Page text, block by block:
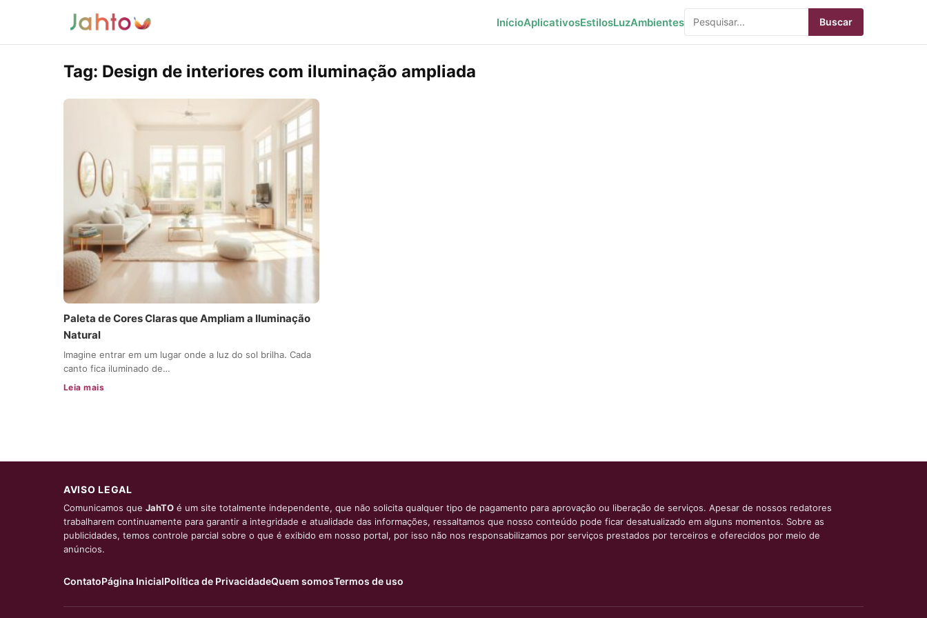
InícioAplicativosEstilosLuzAmbientes Buscar
Tag: Design de interiores com iluminação ampliada
Paleta de Cores Claras que Ampliam a Iluminação
Natural
Imagine entrar em um lugar onde a luz do sol brilha. Cada
canto fica iluminado de…
Leia mais
AVISO LEGAL
Comunicamos que JahTO é um site totalmente independente, que não solicita qualquer tipo de pagamento para aprovação ou liberação de serviços. Apesar de nossos redatores
trabalharem continuamente para garantir a integridade e atualidade das informações, ressaltamos que nosso conteúdo pode ficar desatualizado em alguns momentos. Sobre as
publicidades, temos controle parcial sobre o que é exibido em nosso portal, por isso não nos responsabilizamos por serviços prestados por terceiros e oferecidos por meio de
anúncios.
ContatoPágina InicialPolítica de PrivacidadeQuem somosTermos de uso